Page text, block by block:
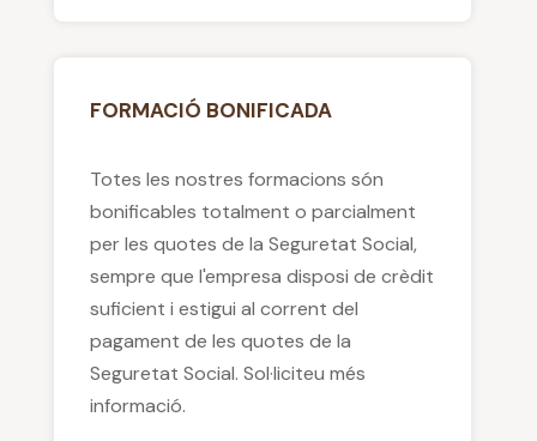
FORMACIÓ BONIFICADA
Totes les nostres formacions són
bonificables totalment o parcialment
per les quotes de la Seguretat Social,
sempre que l'empresa disposi de crèdit
suficient i estigui al corrent del
pagament de les quotes de la
Seguretat Social. Sol·liciteu més
informació.